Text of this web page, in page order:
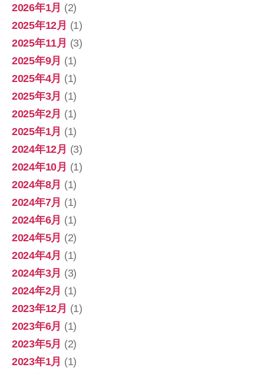
2026年1月 (2)
2025年12月 (1)
2025年11月 (3)
2025年9月 (1)
2025年4月 (1)
2025年3月 (1)
2025年2月 (1)
2025年1月 (1)
2024年12月 (3)
2024年10月 (1)
2024年8月 (1)
2024年7月 (1)
2024年6月 (1)
2024年5月 (2)
2024年4月 (1)
2024年3月 (3)
2024年2月 (1)
2023年12月 (1)
2023年6月 (1)
2023年5月 (2)
2023年1月 (1)